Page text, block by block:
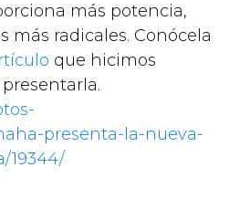
más potencia,
más radicales. Conócela
que hicimos
presenta-la-nueva-
19344/